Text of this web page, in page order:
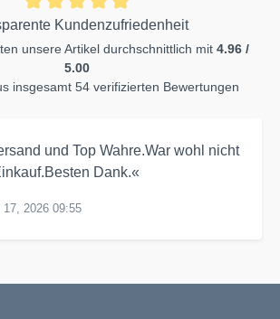
Kundenzufriedenheit
unsere Artikel durchschnittlich mit 4.96 /
5.00
insgesamt 54 verifizierten Bewertungen
und Top Wahre.War wohl nicht
Dank.«
17, 2026 09:55